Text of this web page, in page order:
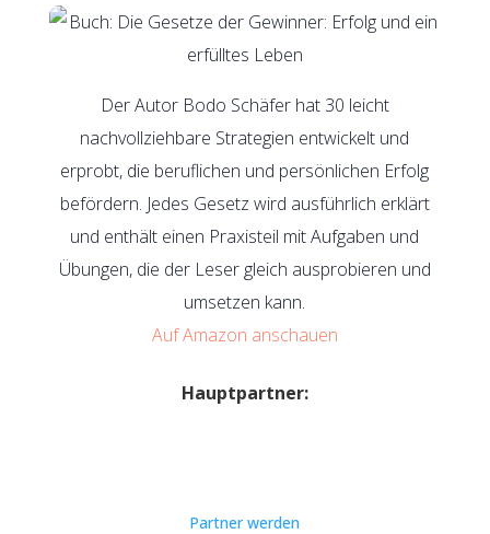
Der Autor Bodo Schäfer hat 30 leicht
nachvollziehbare Strategien entwickelt und
erprobt, die beruflichen und persönlichen Erfolg
befördern. Jedes Gesetz wird ausführlich erklärt
und enthält einen Praxisteil mit Aufgaben und
Übungen, die der Leser gleich ausprobieren und
umsetzen kann.
Auf Amazon anschauen
Hauptpartner:
Partner werden